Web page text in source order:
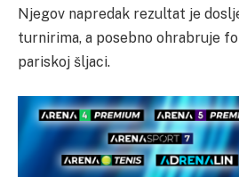
Njegov napredak rezultat je
turnirima, a posebno ohrabruje
pariskoj šljaci.